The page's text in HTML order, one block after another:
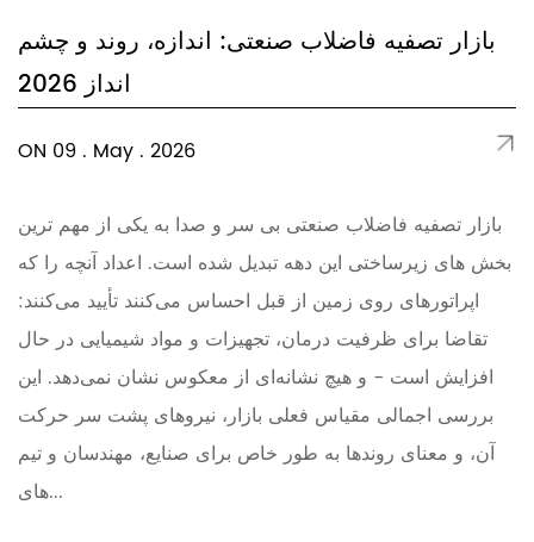
بازار تصفیه فاضلاب صنعتی: اندازه، روند و چشم
انداز 2026
ON 09 . May . 2026
بازار تصفیه فاضلاب صنعتی بی سر و صدا به یکی از مهم ترین
بخش های زیرساختی این دهه تبدیل شده است. اعداد آنچه را که
اپراتورهای روی زمین از قبل احساس می‌کنند تأیید می‌کنند:
تقاضا برای ظرفیت درمان، تجهیزات و مواد شیمیایی در حال
افزایش است - و هیچ نشانه‌ای از معکوس نشان نمی‌دهد. این
بررسی اجمالی مقیاس فعلی بازار، نیروهای پشت سر حرکت
آن، و معنای روندها به طور خاص برای صنایع، مهندسان و تیم
های...